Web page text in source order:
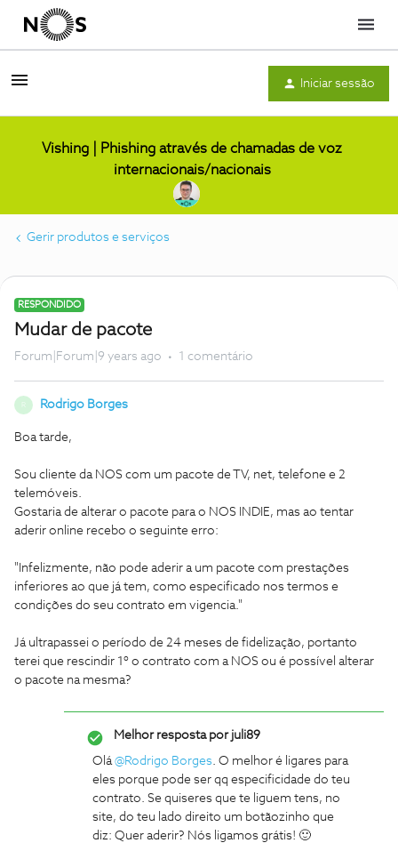
Menu
Iniciar sessão
Vishing | Phishing através de chamadas de voz
internacionais/nacionais
Gerir produtos e serviços
RESPONDIDO
Mudar de pacote
Forum|Forum|9 years ago 1 comentário
R Rodrigo Borges
Boa tarde,
Sou cliente da NOS com um pacote de TV, net, telefone e 2
telemóveis.
Gostaria de alterar o pacote para o NOS INDIE, mas ao tentar
aderir online recebo o seguinte erro:
"Infelizmente, não pode aderir a um pacote com prestações
inferiores ao que já tem, como especificado nos termos e
condições do seu contrato em vigencia."
Já ultrapassei o período de 24 meses de fidelização, portanto
terei que rescindir 1º o contrato com a NOS ou é possível alterar
o pacote na mesma?
Melhor resposta porjuli89
Olá@Rodrigo Borges. O melhor é ligares para
eles porque pode ser qq especificidade do teu
contrato. Se quiseres que te liguem tens, no
site, do teu lado direito um botãozinho que
diz: Quer aderir? Nós ligamos grátis! 🙂